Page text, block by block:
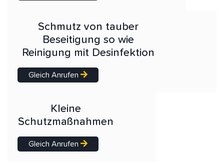
Schmutz von tauber
Beseitigung so wie
Reinigung mit Desinfektion
Gleich Anrufen
Kleine
Schutzmaßnahmen
Gleich Anrufen